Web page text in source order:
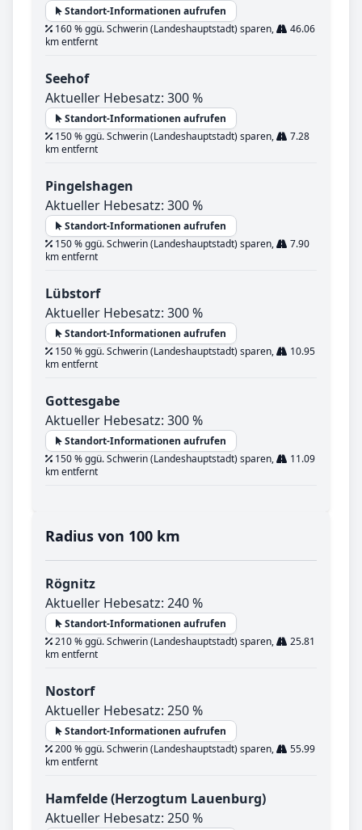
Standort-Informationen aufrufen
160 % ggü. Schwerin (Landeshauptstadt) sparen,
46.06
km entfernt
Seehof
Aktueller Hebesatz: 300 %
Standort-Informationen aufrufen
150 % ggü. Schwerin (Landeshauptstadt) sparen,
7.28
km entfernt
Pingelshagen
Aktueller Hebesatz: 300 %
Standort-Informationen aufrufen
150 % ggü. Schwerin (Landeshauptstadt) sparen,
7.90
km entfernt
Lübstorf
Aktueller Hebesatz: 300 %
Standort-Informationen aufrufen
150 % ggü. Schwerin (Landeshauptstadt) sparen,
10.95
km entfernt
Gottesgabe
Aktueller Hebesatz: 300 %
Standort-Informationen aufrufen
150 % ggü. Schwerin (Landeshauptstadt) sparen,
11.09
km entfernt
Radius von 100 km
Rögnitz
Aktueller Hebesatz: 240 %
Standort-Informationen aufrufen
210 % ggü. Schwerin (Landeshauptstadt) sparen,
25.81
km entfernt
Nostorf
Aktueller Hebesatz: 250 %
Standort-Informationen aufrufen
200 % ggü. Schwerin (Landeshauptstadt) sparen,
55.99
km entfernt
Hamfelde (Herzogtum Lauenburg)
Aktueller Hebesatz: 250 %